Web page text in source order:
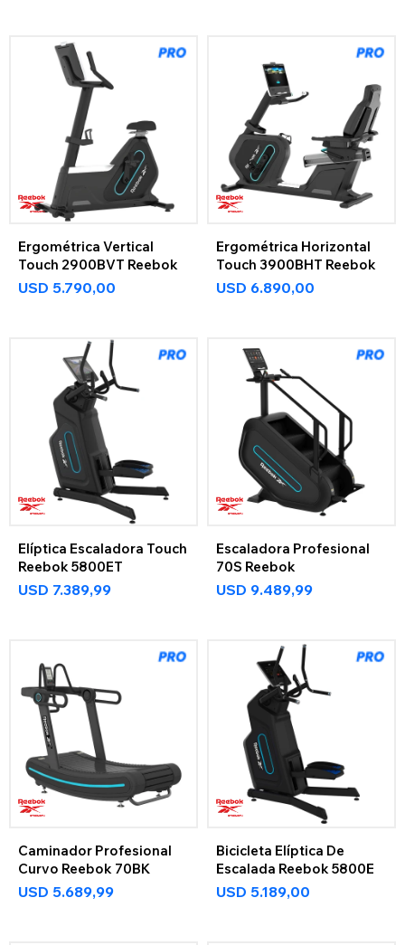
Ergométrica Vertical
Touch 2900BVT Reebok
USD 5.790,00
Ergométrica Horizontal
Touch 3900BHT Reebok
USD 6.890,00
Elíptica Escaladora Touch
Reebok 5800ET
USD 7.389,99
Escaladora Profesional
70S Reebok
USD 9.489,99
Caminador Profesional
Curvo Reebok 70BK
USD 5.689,99
Bicicleta Elíptica De
Escalada Reebok 5800E
USD 5.189,00